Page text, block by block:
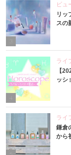
3
ビュ
リッ
スの
ライ
【
ッシ
ライ
鎌倉
から